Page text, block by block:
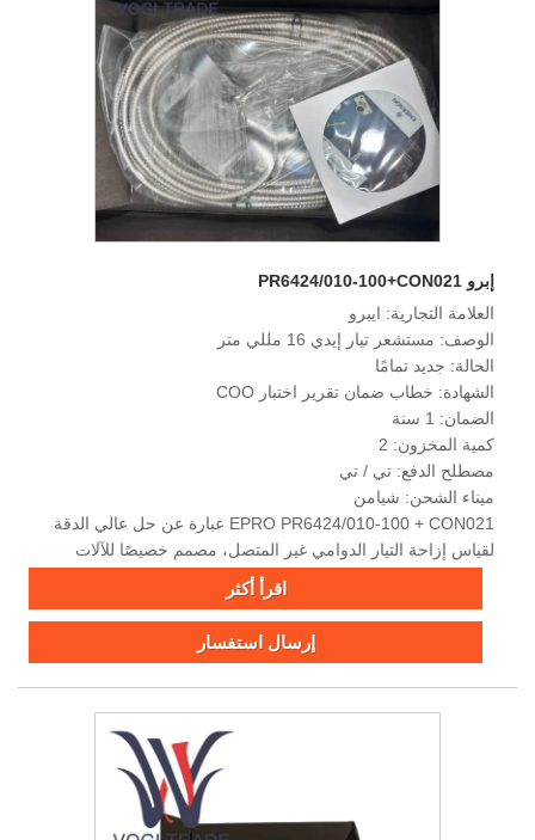
إبرو PR6424/010-100+CON021
العلامة التجارية: ايبرو
الوصف: مستشعر تيار إيدي 16 مللي متر
الحالة: جديد تمامًا
الشهادة: خطاب ضمان تقرير اختبار COO
الضمان: 1 سنة
كمية المخزون: 2
مصطلح الدفع: تي / تي
ميناء الشحن: شيامن
EPRO PR6424/010-100 + CON021 عبارة عن حل عالي الدقة
لقياس إزاحة التيار الدوامي غير المتصل، مصمم خصيصًا للآلات
الدوارة الحرجة المتوسطة والكبيرة الحجم.
اقرأ أكثر
إرسال استفسار